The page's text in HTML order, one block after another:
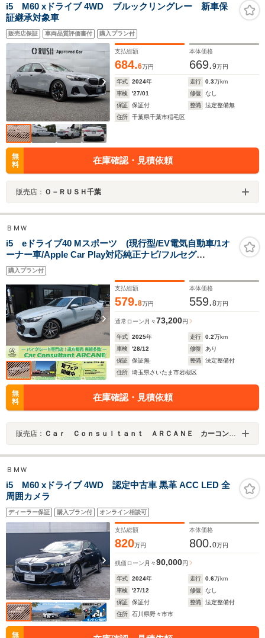
i5 M60 xドライブ 4WD ブルックリングレー 新車保
証継承対象車
販売店保証 車両品質評価書付 購入プラン付
支払総額
684.6万円
本体価格
669.9万円
年式 2024年 走行 0.3万km
車検
'27/01 修復
なし
保証
保証付 整備
法定整備無
住所
千葉県千葉市稲毛区
無
料
在庫確認・見積依頼
販売店： Ｏ－ＲＵＳＨ千葉
ＢＭＷ
i5 eドライブ40 Mスポーツ (現行型/EV電気自動車/1オ
ーナー車/Apple Car Play対応純正ナビ/フルセグ
TV/USB/Bトゥース/Bカメラ/全方位カメラ/本革シート/P
シート/シートヒーター/純正エアロ/純正19インチAW/パワ
ートランク/LEDヘッドライト)
購入プラン付
支払総額
579.8万円
本体価格
559.8万円
通常ローン 月々73,200円
年式 2025年 走行 0.2万km
車検
'28/12 修復
あり
保証
保証無 整備
法定整備付
住所
埼玉県さいたま市岩槻区
無
料
在庫確認・見積依頼
販売店： Ｃａｒ Ｃｏｎｓｕｌｔａｎｔ ＡＲＣＡＮＥ カーコンサルタントアーケイン
ＢＭＷ
i5 M60 xドライブ 4WD 認定中古車 黒革 ACC LED 全
周囲カメラ
ディーラー保証 購入プラン付 オンライン相談可
支払総額
820万円
本体価格
800.0万円
残価ローン 月々90,000円
年式 2024年 走行 0.6万km
車検
'27/12 修復
なし
保証
保証付 整備
法定整備付
住所
石川県野々市市
無